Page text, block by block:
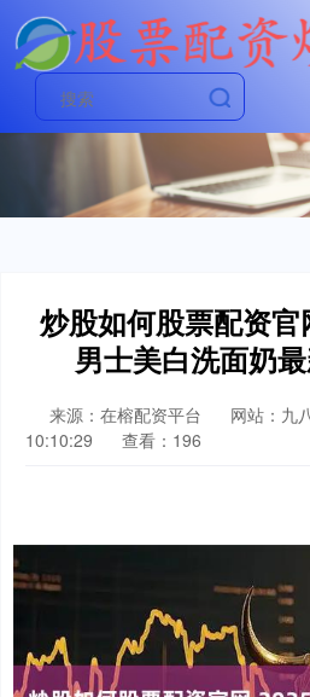
炒股如何股票配资
男士美白洗面奶
来源：在榕配资平台 网站：九
10:10:29
查看：196